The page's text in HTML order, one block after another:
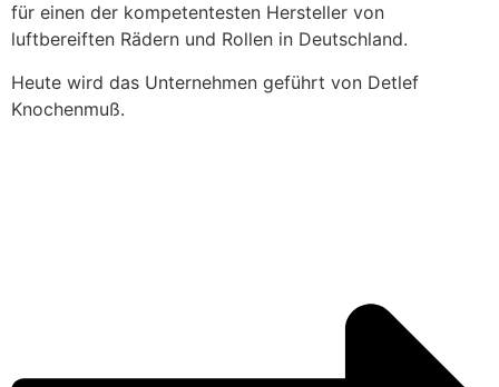
für einen der kompetentesten Hersteller von
luftbereiften Rädern und Rollen in Deutschland.
Heute wird das Unternehmen geführt von Detlef
Knochenmuß.